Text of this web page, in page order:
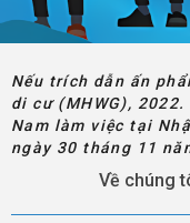
Nếu trích dẫn ấn
di cư (MHWG),
Nam làm việc tại
ngày 30 tháng 11
Về chúng